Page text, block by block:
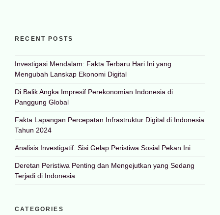
RECENT POSTS
Investigasi Mendalam: Fakta Terbaru Hari Ini yang
Mengubah Lanskap Ekonomi Digital
Di Balik Angka Impresif Perekonomian Indonesia di
Panggung Global
Fakta Lapangan Percepatan Infrastruktur Digital di Indonesia
Tahun 2024
Analisis Investigatif: Sisi Gelap Peristiwa Sosial Pekan Ini
Deretan Peristiwa Penting dan Mengejutkan yang Sedang
Terjadi di Indonesia
CATEGORIES